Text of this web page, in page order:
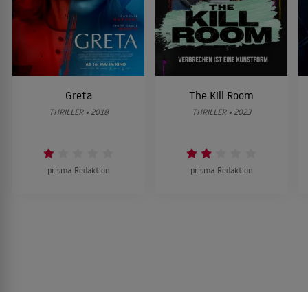
Greta
THRILLER • 2018
prisma-Redaktion
The Kill Room
THRILLER • 2023
prisma-Redaktion